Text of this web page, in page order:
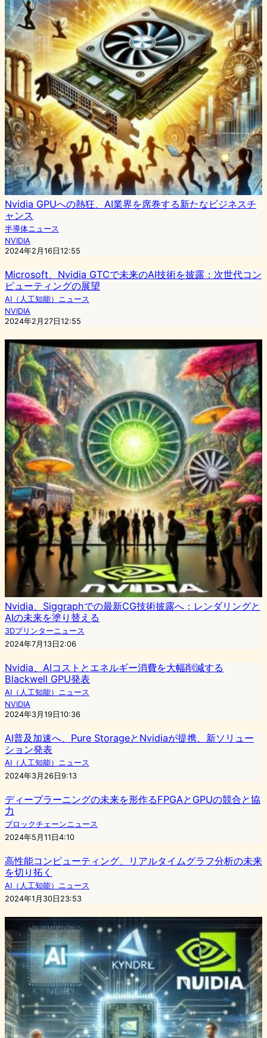
Nvidia GPUへの熱狂、AI業界を席巻する新たなビジネスチ
ャンス
半導体ニュース
NVIDIA
2024年2月16日12:55
Microsoft、Nvidia GTCで未来のAI技術を披露：次世代コン
ピューティングの展望
AI（人工知能）ニュース
NVIDIA
2024年2月27日12:55
Nvidia、Siggraphでの最新CG技術披露へ：レンダリングと
AIの未来を塗り替える
3Dプリンターニュース
2024年7月13日2:06
Nvidia、AIコストとエネルギー消費を大幅削減する
Blackwell GPU発表
AI（人工知能）ニュース
NVIDIA
2024年3月19日10:36
AI普及加速へ、Pure StorageとNvidiaが提携、新ソリュー
ション発表
AI（人工知能）ニュース
2024年3月26日9:13
ディープラーニングの未来を形作るFPGAとGPUの競合と協
力
ブロックチェーンニュース
2024年5月11日4:10
高性能コンピューティング、リアルタイムグラフ分析の未来
を切り拓く
AI（人工知能）ニュース
2024年1月30日23:53